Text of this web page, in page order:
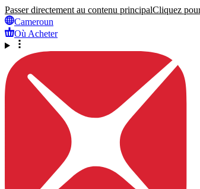
Passer directement au contenu principalCliquez
Cameroun
Où Acheter